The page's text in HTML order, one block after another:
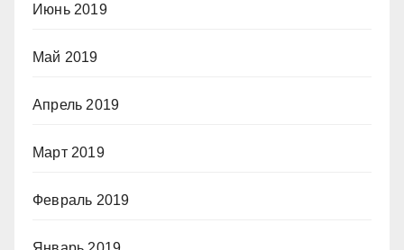
Июнь 2019
Май 2019
Апрель 2019
Март 2019
Февраль 2019